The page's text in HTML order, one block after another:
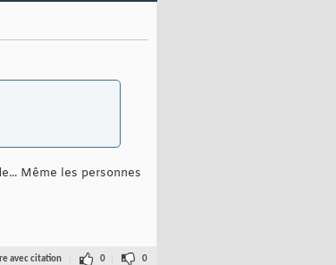
Même les personnes
avec citation 0 0